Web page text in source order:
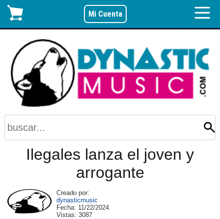
Mi Cuenta
Ilegales lanza el joven y
arrogante
Creado por:
dynasticmusic
Fecha: 11/22/2024
Vistas: 3087